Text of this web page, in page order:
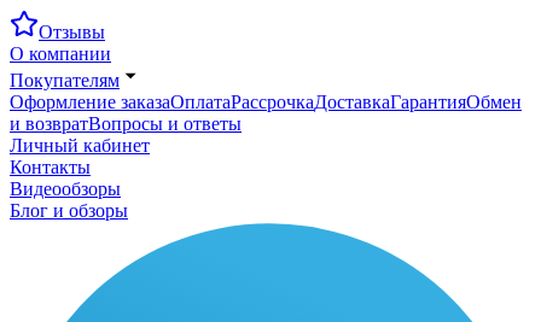
Отзывы
О компании
Покупателям
Оформление заказаОплатаРассрочкаДоставкаГарантияОбмен
и возвратВопросы и ответы
Личный кабинет
Контакты
Видеообзоры
Блог и обзоры